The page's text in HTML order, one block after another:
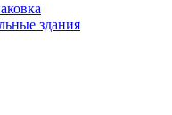
здания